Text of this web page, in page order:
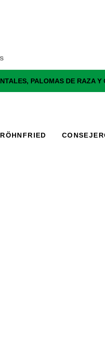
PALOMAS DE RAZA Y